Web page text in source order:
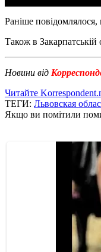
Раніше повідомлялося,
Також в Закарпатській
Новини від
Читайте
ТЕГИ: Львовская
Якщо ви помітили